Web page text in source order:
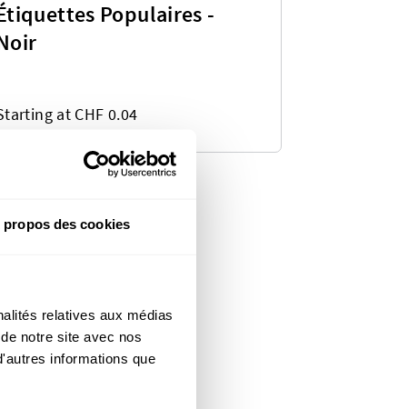
propos des cookies
relatives aux médias
notre site avec nos
informations que
Populaires -
at CHF 0.04